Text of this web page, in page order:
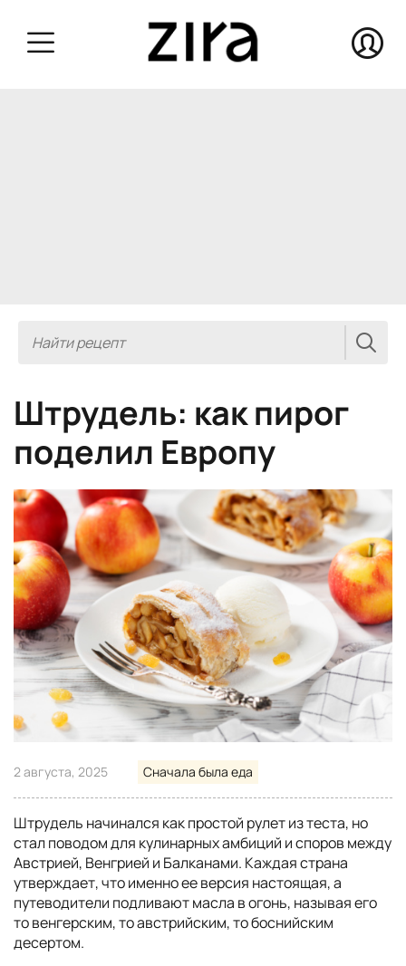
Штрудель: как пирог
поделил Европу
2 августа, 2025 Сначала была еда
Штрудель начинался как простой рулет из теста, но
стал поводом для кулинарных амбиций и споров между
Австрией, Венгрией и Балканами. Каждая страна
утверждает, что именно ее версия настоящая, а
путеводители подливают масла в огонь, называя его
то венгерским, то австрийским, то боснийским
десертом.